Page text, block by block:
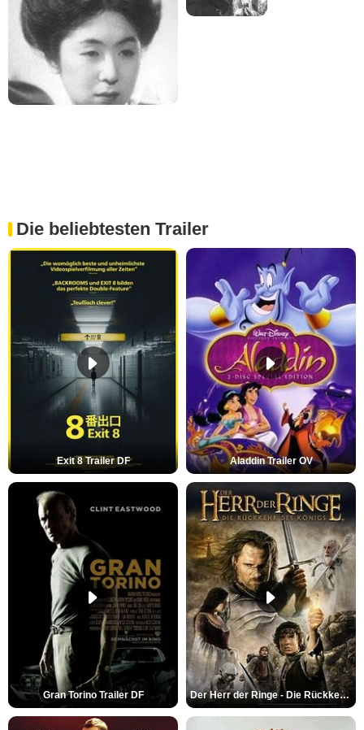
Die beliebtesten Trailer
Exit 8 Trailer DF Aladdin Trailer OV
Gran Torino Trailer DF Der Herr der Ringe - Die Rückkehr des Königs Trailer OV